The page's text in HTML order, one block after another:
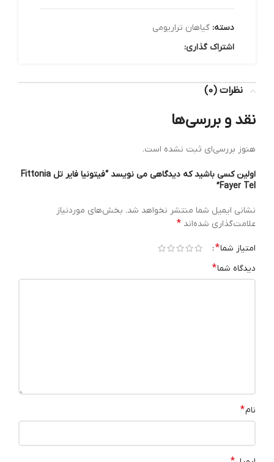
دسته: گیاهان تراریومی
اشتراک گذاری:
نظرات (0)
نقد و بررسی‌ها
هنوز بررسی‌ای ثبت نشده است.
اولین کسی باشید که دیدگاهی می نویسد “فیتونیا فایر تل Fittonia
Fayer Tel”
نشانی ایمیل شما منتشر نخواهد شد. بخش‌های موردنیاز
علامت‌گذاری شده‌اند *
امتیاز شما*
دیدگاه شما*
نام*